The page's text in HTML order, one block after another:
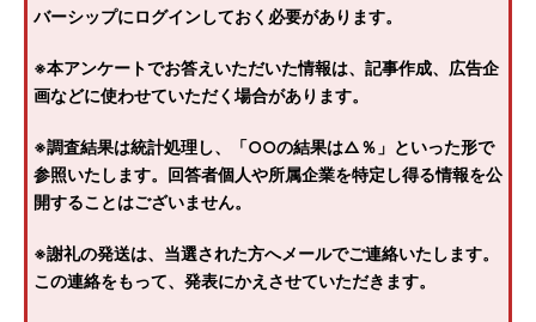
バーシップにログインしておく必要があります。
※本アンケートでお答えいただいた情報は、記事作成、広告企
画などに使わせていただく場合があります。
※調査結果は統計処理し、「○○の結果は△％」といった形で
参照いたします。回答者個人や所属企業を特定し得る情報を公
開することはございません。
※謝礼の発送は、当選された方へメールでご連絡いたします。
この連絡をもって、発表にかえさせていただきます。